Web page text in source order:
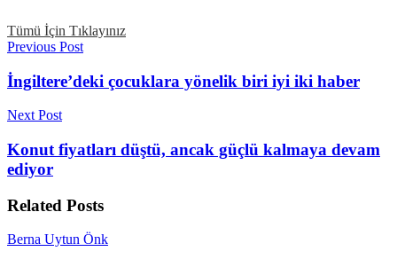
Tümü İçin Tıklayınız
Previous Post
İngiltere’deki çocuklara yönelik biri iyi iki haber
Next Post
Konut fiyatları düştü, ancak güçlü kalmaya devam
ediyor
Related Posts
Berna Uytun Önk